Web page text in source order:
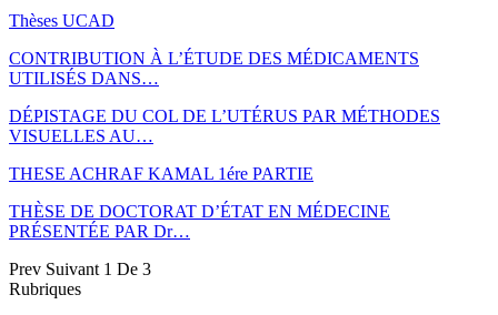
Thèses UCAD
CONTRIBUTION À L’ÉTUDE DES MÉDICAMENTS
UTILISÉS DANS…
DÉPISTAGE DU COL DE L’UTÉRUS PAR MÉTHODES
VISUELLES AU…
THESE ACHRAF KAMAL 1ére PARTIE
THÈSE DE DOCTORAT D’ÉTAT EN MÉDECINE
PRÉSENTÉE PAR Dr…
Prev Suivant 1 De 3
Rubriques